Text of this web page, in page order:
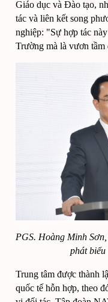
Giáo dục và Đào tạo,
tác và liên kết song
nghiệp: "Sự hợp tác
Trường mà là vươn tầm
phát
Trung tâm được thành
quốc tế hỗn hợp, theo